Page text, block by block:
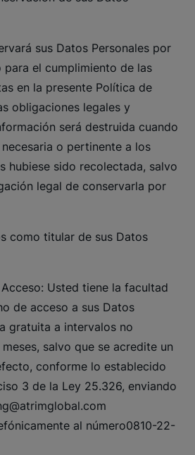
sus Datos Personales por
para el cumplimiento de las
en la presente Política de
obligaciones legales y
será destruida cuando
o pertinente a los
hubiese sido recolectada, salvo
legal de conservarla por
como titular de sus Datos
Usted tiene la facultad
de acceso a sus Datos
gratuita a intervalos no
salvo que se acredite un
conforme lo establecido
3 de la Ley 25.326, enviando
al número0810-22-